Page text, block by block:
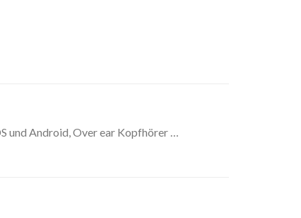
und Android, Over ear Kopfhörer …